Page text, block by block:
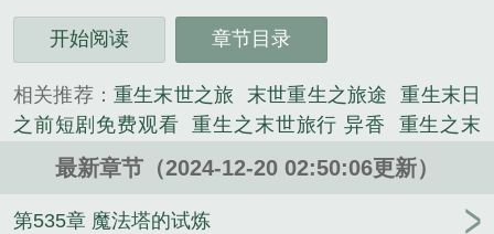
境，心中满是震惊与不敢置信。这是她末世前的家，
她竟然重生了！......
说。
开始阅读 章节目录
相关推荐： 重生末世之旅 末世重生之旅途
重生末日
之前短剧免费观看
重生之末世旅行 异香
重生之末
日求生
重生末日之前 重生末日之路
重生之末日唐
重生之末世旅行by异香
末日重生之旅 第一个 复
制说明图请先报名任务
重生之末日求生
最新章节（2024-12-20 02:50:06更新）
第535章 魔法塔的试炼